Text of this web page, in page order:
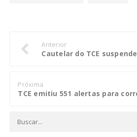
Anterior
Próxima